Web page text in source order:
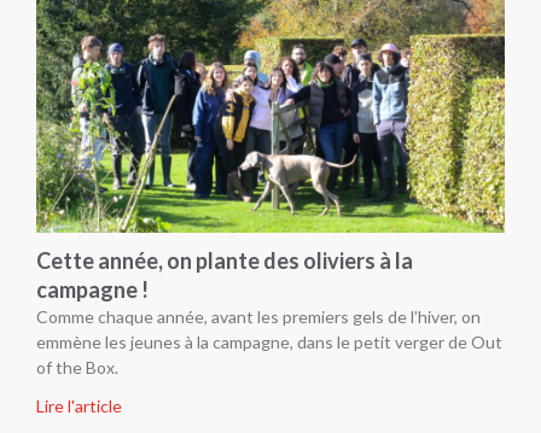
Cette année, on plante des oliviers à la
campagne !
Comme chaque année, avant les premiers gels de l’hiver, on
emmène les jeunes à la campagne, dans le petit verger de Out
of the Box.
Lire l'article